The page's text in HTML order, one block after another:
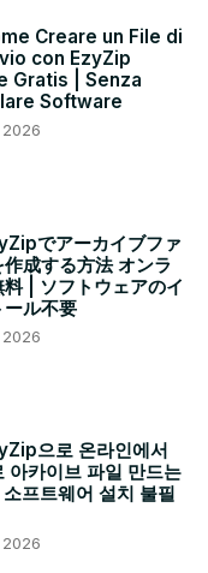
Creare un File di
con EzyZip
Gratis | Senza
Software
2026
でアーカイブファ
作成する方法 オンラ
料 | ソフトウェアのイ
ール不要
2026
으로 온라인에서
아카이브 파일 만드는
프트웨어 설치 불필
2026